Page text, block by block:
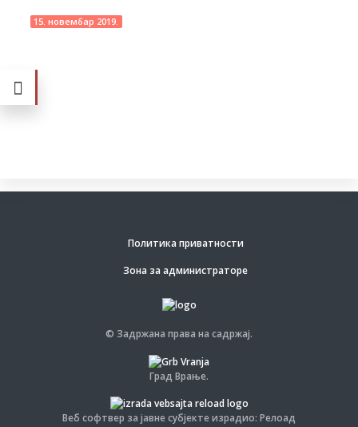
15. новембар 2019.
Политика приватности
Зона за администраторе
© Задржана права на садржај.
Град Врање.
Веб софтвер за јавне субјекте израдио: Релоад